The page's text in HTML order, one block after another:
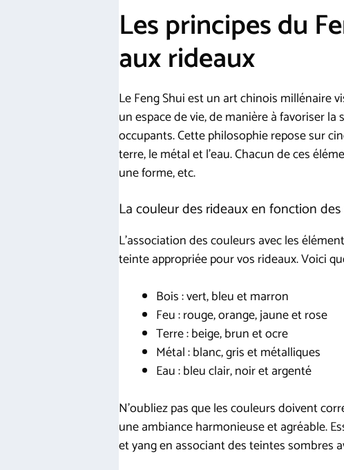
Les principes du
aux rideaux
Le Feng Shui est un art chinois millénaire
un espace de vie, de manière à favoriser
occupants. Cette philosophie repose sur
terre, le métal et l’eau. Chacun de ces
une forme, etc.
La couleur des rideaux en fonction
L’association des couleurs avec les
teinte appropriée pour vos rideaux. Voici
Bois : vert, bleu et marron
Feu : rouge, orange, jaune et rose
Terre : beige, brun et ocre
Métal : blanc, gris et métalliques
Eau : bleu clair, noir et argenté
N’oubliez pas que les couleurs doivent
une ambiance harmonieuse et agréable.
et yang en associant des teintes sombres